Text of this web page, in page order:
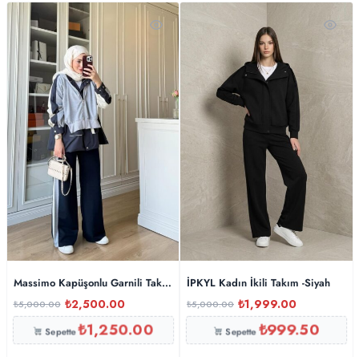
Massimo Kapüşonlu Garnili Takım – Lacivert-gri
₺5,000.00 ₺2,500.00
Sepette₺1,250.00
İPKYL Kadın İkili Takım -Siyah
₺5,000.00 ₺1,999.00
Sepette₺999.50